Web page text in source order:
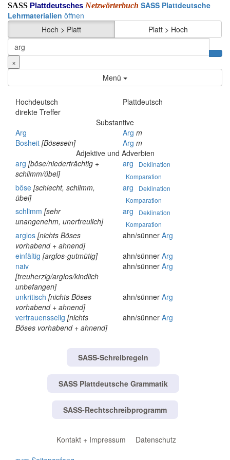
SASS Plattdeutsches Netzwörterbuch SASS Plattdeutsche
Lehrmaterialien öffnen
Hoch > Platt
Platt > Hoch
×
Menü
Hochdeutsch
Plattdeutsch
direkte Treffer
Substantive
Arg
Arg m
Bosheit [Bösesein] Arg m
Adjektive und Adverbien
arg [böse/niederträchtig +
schlimm/übel]
arg
Deklination
Komparation
böse [schlecht, schlimm,
übel]
arg
Deklination
Komparation
schlimm [sehr
unangenehm, unerfreulich]
arg
Deklination
Komparation
arglos [nichts Böses
vorhabend + ahnend]
ahn/sünner Arg
einfältig [arglos-gutmütig] ahn/sünner Arg
naiv
[treuherzig/arglos/kindlich
unbefangen]
ahn/sünner Arg
unkritisch [nichts Böses
vorhabend + ahnend]
ahn/sünner Arg
vertrauensselig [nichts
Böses vorhabend + ahnend]
ahn/sünner Arg
SASS-Schreibregeln
SASS Plattdeutsche Grammatik
SASS-Rechtschreibprogramm
Kontakt + Impressum
Datenschutz